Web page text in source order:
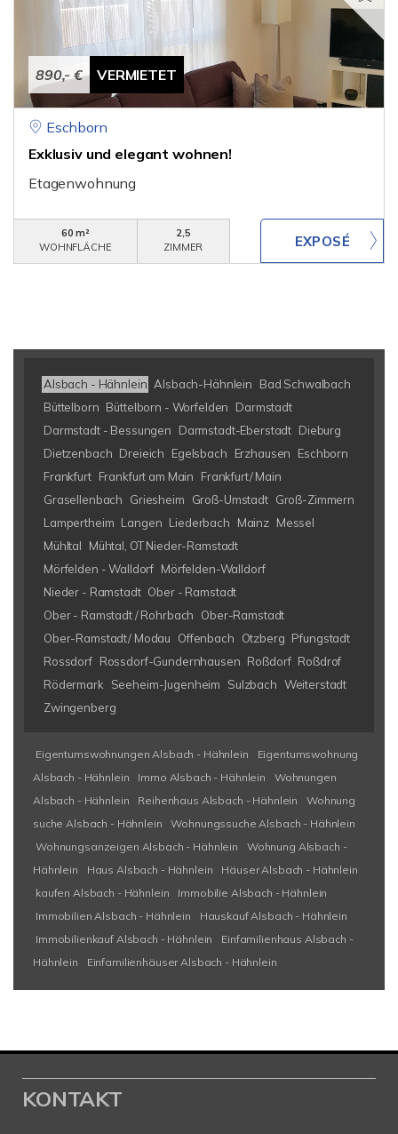
890,- € VERMIETET
Eschborn
Exklusiv und elegant wohnen!
Etagenwohnung
60 m²
WOHNFLÄCHE
2,5
ZIMMER
Alsbach - Hähnlein Alsbach-Hähnlein
Bad Schwalbach
Büttelborn Büttelborn - Worfelden
Darmstadt
Darmstadt - Bessungen
Darmstadt-Eberstadt Dieburg
Dietzenbach Dreieich Egelsbach Erzhausen
Eschborn
Frankfurt Frankfurt am Main
Frankfurt/ Main
Grasellenbach
Griesheim Groß-Umstadt Groß-Zimmern
Lampertheim Langen Liederbach Mainz Messel
Mühltal
Mühtal, OT Nieder-Ramstadt
Mörfelden - Walldorf Mörfelden-Walldorf
Nieder - Ramstadt Ober - Ramstadt
Ober - Ramstadt / Rohrbach
Ober-Ramstadt
Ober-Ramstadt/ Modau
Offenbach Otzberg Pfungstadt
Rossdorf Rossdorf-Gundernhausen Roßdorf Roßdrof
Rödermark
Seeheim-Jugenheim Sulzbach Weiterstadt
Zwingenberg
Eigentumswohnungen Alsbach - Hähnlein
Eigentumswohnung
Alsbach - Hähnlein
Immo Alsbach - Hähnlein
Wohnungen
Alsbach - Hähnlein
Reihenhaus Alsbach - Hähnlein
Wohnung
suche Alsbach - Hähnlein
Wohnungssuche Alsbach - Hähnlein
Wohnungsanzeigen Alsbach - Hähnlein
Wohnung Alsbach -
Hähnlein
Haus Alsbach - Hähnlein
Häuser Alsbach - Hähnlein
kaufen Alsbach - Hähnlein
Immobilie Alsbach - Hähnlein
Immobilien Alsbach - Hähnlein
Hauskauf Alsbach - Hähnlein
Immobilienkauf Alsbach - Hähnlein
Einfamilienhaus Alsbach -
Hähnlein
Einfamilienhäuser Alsbach - Hähnlein
KONTAKT